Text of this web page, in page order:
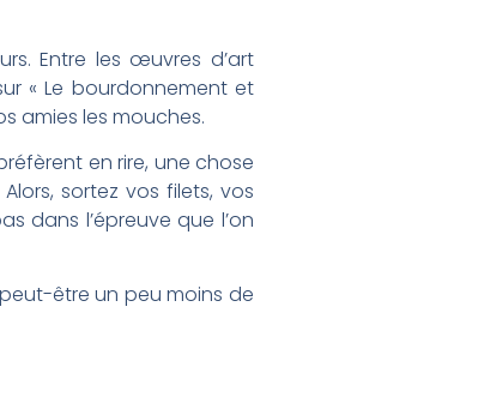
Entre les œuvres d’art
« Le bourdonnement et
amies les mouches.
en rire, une chose
sortez vos filets, vos
dans l’épreuve que l’on
être un peu moins de